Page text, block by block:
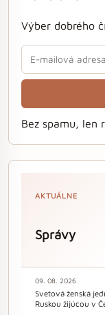
Výber dobrého
Bez spamu, len
AKTUÁLNE
Správy
09. 08. 2026
Svetová ženská
Ruskou žijúcou v